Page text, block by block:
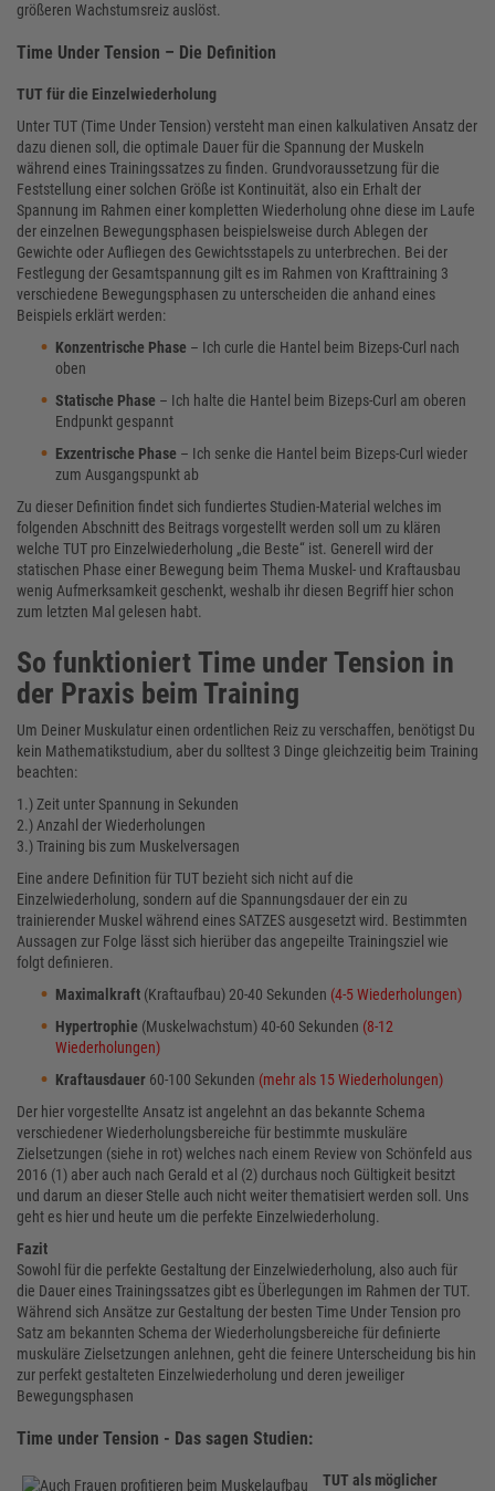
größeren Wachstumsreiz auslöst.
Time Under Tension – Die Definition
TUT für die Einzelwiederholung
Unter TUT (Time Under Tension) versteht man einen kalkulativen Ansatz der
dazu dienen soll, die optimale Dauer für die Spannung der Muskeln
während eines Trainingssatzes zu finden. Grundvoraussetzung für die
Feststellung einer solchen Größe ist Kontinuität, also ein Erhalt der
Spannung im Rahmen einer kompletten Wiederholung ohne diese im Laufe
der einzelnen Bewegungsphasen beispielsweise durch Ablegen der
Gewichte oder Aufliegen des Gewichtsstapels zu unterbrechen. Bei der
Festlegung der Gesamtspannung gilt es im Rahmen von Krafttraining 3
verschiedene Bewegungsphasen zu unterscheiden die anhand eines
Beispiels erklärt werden:
Konzentrische Phase – Ich curle die Hantel beim Bizeps-Curl nach
oben
Statische Phase – Ich halte die Hantel beim Bizeps-Curl am oberen
Endpunkt gespannt
Exzentrische Phase – Ich senke die Hantel beim Bizeps-Curl wieder
zum Ausgangspunkt ab
Zu dieser Definition findet sich fundiertes Studien-Material welches im
folgenden Abschnitt des Beitrags vorgestellt werden soll um zu klären
welche TUT pro Einzelwiederholung „die Beste“ ist. Generell wird der
statischen Phase einer Bewegung beim Thema Muskel- und Kraftausbau
wenig Aufmerksamkeit geschenkt, weshalb ihr diesen Begriff hier schon
zum letzten Mal gelesen habt.
So funktioniert Time under Tension in
der Praxis beim Training
Um Deiner Muskulatur einen ordentlichen Reiz zu verschaffen, benötigst Du
kein Mathematikstudium, aber du solltest 3 Dinge gleichzeitig beim Training
beachten:
1.) Zeit unter Spannung in Sekunden
2.) Anzahl der Wiederholungen
3.) Training bis zum Muskelversagen
Eine andere Definition für TUT bezieht sich nicht auf die
Einzelwiederholung, sondern auf die Spannungsdauer der ein zu
trainierender Muskel während eines SATZES ausgesetzt wird. Bestimmten
Aussagen zur Folge lässt sich hierüber das angepeilte Trainingsziel wie
folgt definieren.
Maximalkraft (Kraftaufbau) 20-40 Sekunden (4-5 Wiederholungen)
Hypertrophie (Muskelwachstum) 40-60 Sekunden (8-12
Wiederholungen)
Kraftausdauer 60-100 Sekunden (mehr als 15 Wiederholungen)
Der hier vorgestellte Ansatz ist angelehnt an das bekannte Schema
verschiedener Wiederholungsbereiche für bestimmte muskuläre
Zielsetzungen (siehe in rot) welches nach einem Review von Schönfeld aus
2016 (1) aber auch nach Gerald et al (2) durchaus noch Gültigkeit besitzt
und darum an dieser Stelle auch nicht weiter thematisiert werden soll. Uns
geht es hier und heute um die perfekte Einzelwiederholung.
Fazit
Sowohl für die perfekte Gestaltung der Einzelwiederholung, also auch für
die Dauer eines Trainingssatzes gibt es Überlegungen im Rahmen der TUT.
Während sich Ansätze zur Gestaltung der besten Time Under Tension pro
Satz am bekannten Schema der Wiederholungsbereiche für definierte
muskuläre Zielsetzungen anlehnen, geht die feinere Unterscheidung bis hin
zur perfekt gestalteten Einzelwiederholung und deren jeweiliger
Bewegungsphasen
Time under Tension - Das sagen Studien:
TUT als möglicher